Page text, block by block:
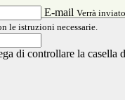
E-mail Verrà
le istruzioni necessarie.
di controllare la casella